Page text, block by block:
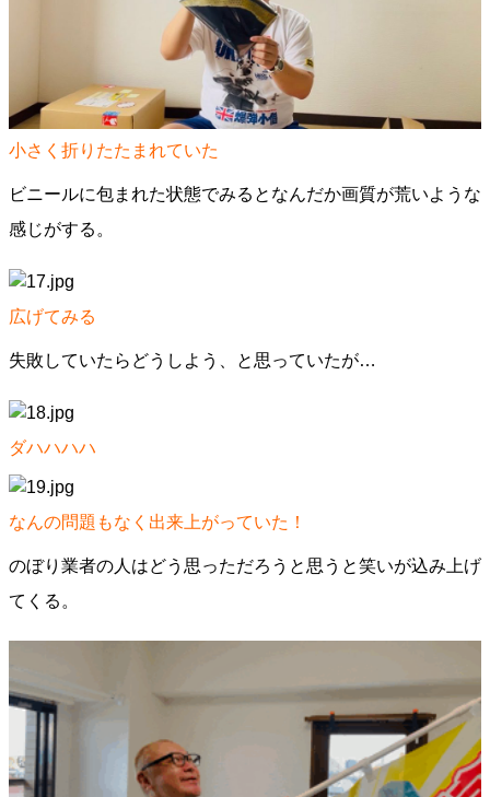
小さく折りたたまれていた
ビニールに包まれた状態でみるとなんだか画質が荒いような
感じがする。
広げてみる
失敗していたらどうしよう、と思っていたが…
ダハハハハ
なんの問題もなく出来上がっていた！
のぼり業者の人はどう思っただろうと思うと笑いが込み上げ
てくる。